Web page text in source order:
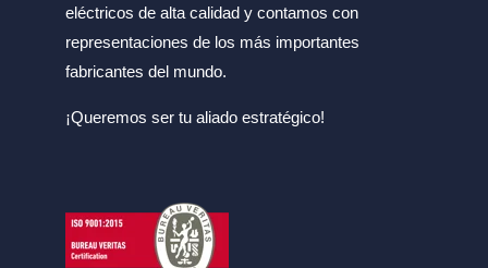
eléctricos de alta calidad y contamos con
representaciones de los más importantes
fabricantes del mundo.
¡Queremos ser tu aliado estratégico!